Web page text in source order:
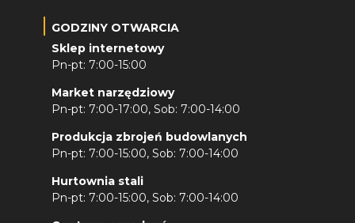
GODZINY OTWARCIA
Sklep internetowy
Pn-pt: 7:00-15:00
Market narzędziowy
Pn-pt: 7:00-17:00, Sob: 7:00-14:00
Produkcja zbrojeń budowlanych
Pn-pt: 7:00-15:00, Sob: 7:00-14:00
Hurtownia stali
Pn-pt: 7:00-15:00, Sob: 7:00-14:00